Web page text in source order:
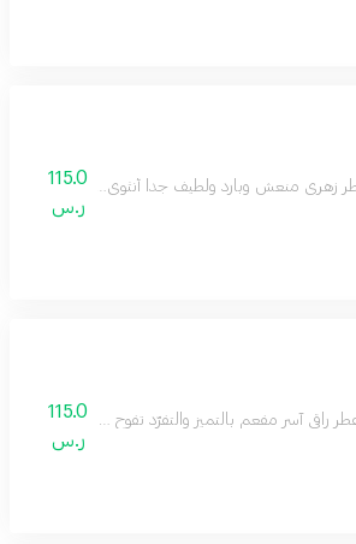
زهري منعش وبارد ولطيف جداً أنثوي بامتياز عطر
115.0
ر.س
راقي آسر مفعم بالتميز والتفرّد تفوح منه رائحة
115.0
ر.س